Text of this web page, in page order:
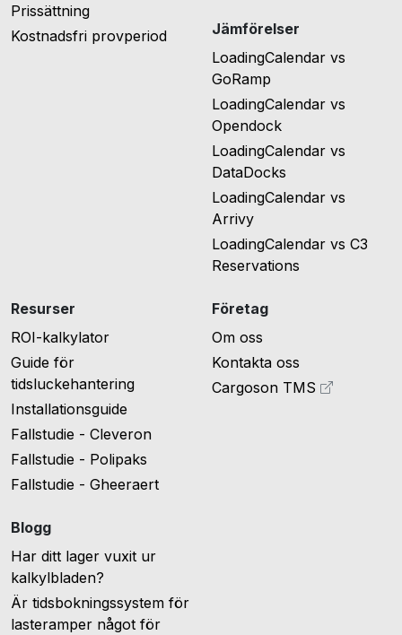
Prissättning
Kostnadsfri provperiod
Jämförelser
LoadingCalendar vs
GoRamp
LoadingCalendar vs
Opendock
LoadingCalendar vs
DataDocks
LoadingCalendar vs
Arrivy
LoadingCalendar vs C3
Reservations
Resurser
ROI-kalkylator
Guide för
tidsluckehantering
Installationsguide
Fallstudie - Cleveron
Fallstudie - Polipaks
Fallstudie - Gheeraert
Blogg
Har ditt lager vuxit ur
kalkylbladen?
Är tidsbokningssystem för
lasteramper något för
Företag
Om oss
Kontakta oss
Cargoson TMS